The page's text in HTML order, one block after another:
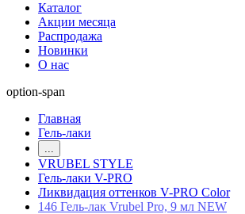
Каталог
Акции месяца
Распродажа
Новинки
О нас
option-span
Главная
Гель-лаки
...
VRUBEL STYLE
Гель-лаки V-PRO
Ликвидация оттенков V-PRO Color
146 Гель-лак Vrubel Pro, 9 мл NEW